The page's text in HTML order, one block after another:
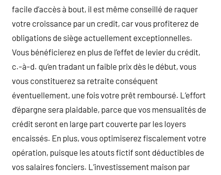
facile d’accès à bout, il est même conseillé de raquer
votre croissance par un credit, car vous profiterez de
obligations de siège actuellement exceptionnelles.
Vous bénéficierez en plus de l’effet de levier du crédit,
c.-à-d. qu’en tradant un faible prix dès le début, vous
vous constituerez sa retraite conséquent
éventuellement, une fois votre prêt remboursé. L’effort
d’épargne sera plaidable, parce que vos mensualités de
crédit seront en large part couverte par les loyers
encaissés. En plus, vous optimiserez fiscalement votre
opération, puisque les atouts fictif sont déductibles de
vos salaires fonciers. L’investissement maison par